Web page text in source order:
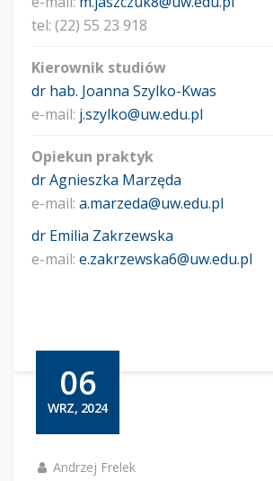
06
WRZ, 2024
Andrzej Frelek
tel: (22) 55 23 918
Kierownik studiów
dr hab. Joanna Szylko-Kwas
e-mail: j.szylko@uw.edu.pl
Opiekun praktyk
dr Agnieszka Marzęda
e-mail: a.marzeda@uw.edu.pl
dr Emilia Zakrzewska
e-mail: e.zakrzewska6@uw.edu.pl